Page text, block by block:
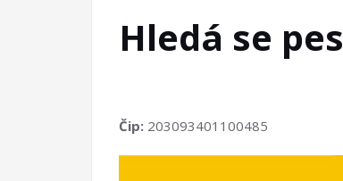
Hledá se pes
Čip: 203093401100485